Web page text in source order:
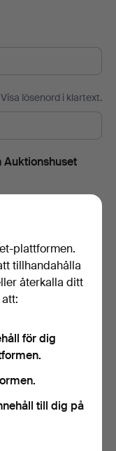
Visa lösenord i klartext.
Auktionshuset
evenemang och
(frivilligt)
Om du
bekräftar att jag
plattformen.
tillhandahålla
återkalla ditt
för dig
till dig på